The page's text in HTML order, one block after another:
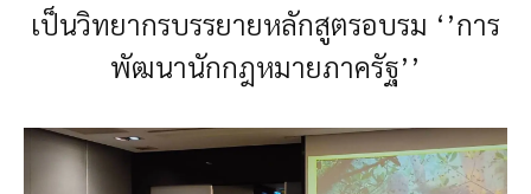
เป็นวิทยากรบรรยายหลักสูตรอบรม ‘’การ
พัฒนานักกฎหมายภาครัฐ’’